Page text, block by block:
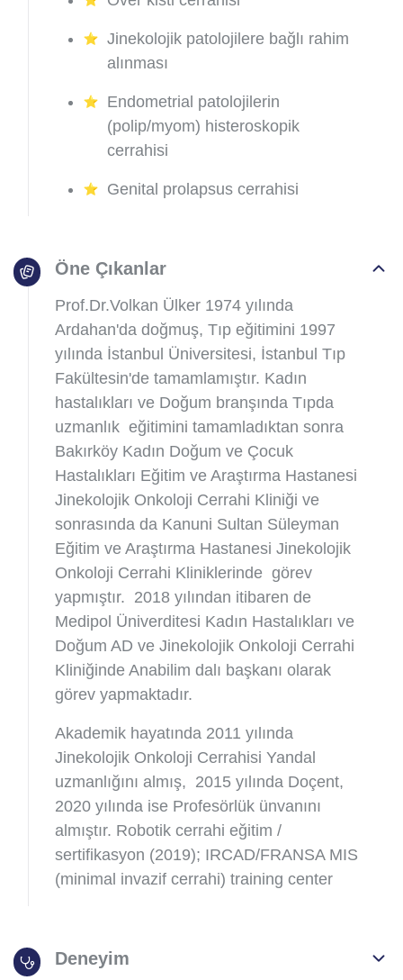
Jinekolojik patolojilere bağlı rahim
alınması
Endometrial patolojilerin
(polip/myom) histeroskopik
cerrahisi
Genital prolapsus cerrahisi
Öne Çıkanlar
Prof.Dr.Volkan Ülker 1974 yılında
Ardahan'da doğmuş, Tıp eğitimini 1997
yılında İstanbul Üniversitesi, İstanbul Tıp
Fakültesin'de tamamlamıştır. Kadın
hastalıkları ve Doğum branşında Tıpda
uzmanlık eğitimini tamamladıktan sonra
Bakırköy Kadın Doğum ve Çocuk
Hastalıkları Eğitim ve Araştırma Hastanesi
Jinekolojik Onkoloji Cerrahi Kliniği ve
sonrasında da Kanuni Sultan Süleyman
Eğitim ve Araştırma Hastanesi Jinekolojik
Onkoloji Cerrahi Kliniklerinde görev
yapmıştır. 2018 yılından itibaren de
Medipol Üniverditesi Kadın Hastalıkları ve
Doğum AD ve Jinekolojik Onkoloji Cerrahi
Kliniğinde Anabilim dalı başkanı olarak
görev yapmaktadır.
Akademik hayatında 2011 yılında
Jinekolojik Onkoloji Cerrahisi Yandal
uzmanlığını almış, 2015 yılında Doçent,
2020 yılında ise Profesörlük ünvanını
almıştır. Robotik cerrahi eğitim /
sertifikasyon (2019); IRCAD/FRANSA MIS
(minimal invazif cerrahi) training center
Deneyim